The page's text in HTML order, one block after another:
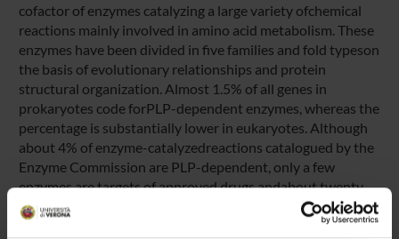
cofactor of enzymes catalyzing a large variety ofchemical
reactions mainly involved in amino acid metabolism. These
enzymes have been divided in five families and fold typeson
the basis of evolutionary relationships and protein
structural organization. Almost 1.5% of all genes in
prokaryotes code forPLP-dependent enzymes, whereas the
percentage is substantially lower in eukaryotes. Although
about 4% of enzyme-catalyzedreactions catalogued by the
Enzyme Commission are PLP-dependent, only a few
enzymes are targets of approved drugs andabout twenty
are recognised as potential targets for drugs or herbicides.
PLP-dependent enzymes for which there are